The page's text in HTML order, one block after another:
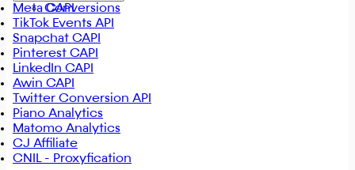
Conversions
Meta CAPI
TikTok Events API
Snapchat CAPI
Pinterest CAPI
LinkedIn CAPI
Awin CAPI
Twitter Conversion API
Piano Analytics
Matomo Analytics
CJ Affiliate
CNIL - Proxyfication